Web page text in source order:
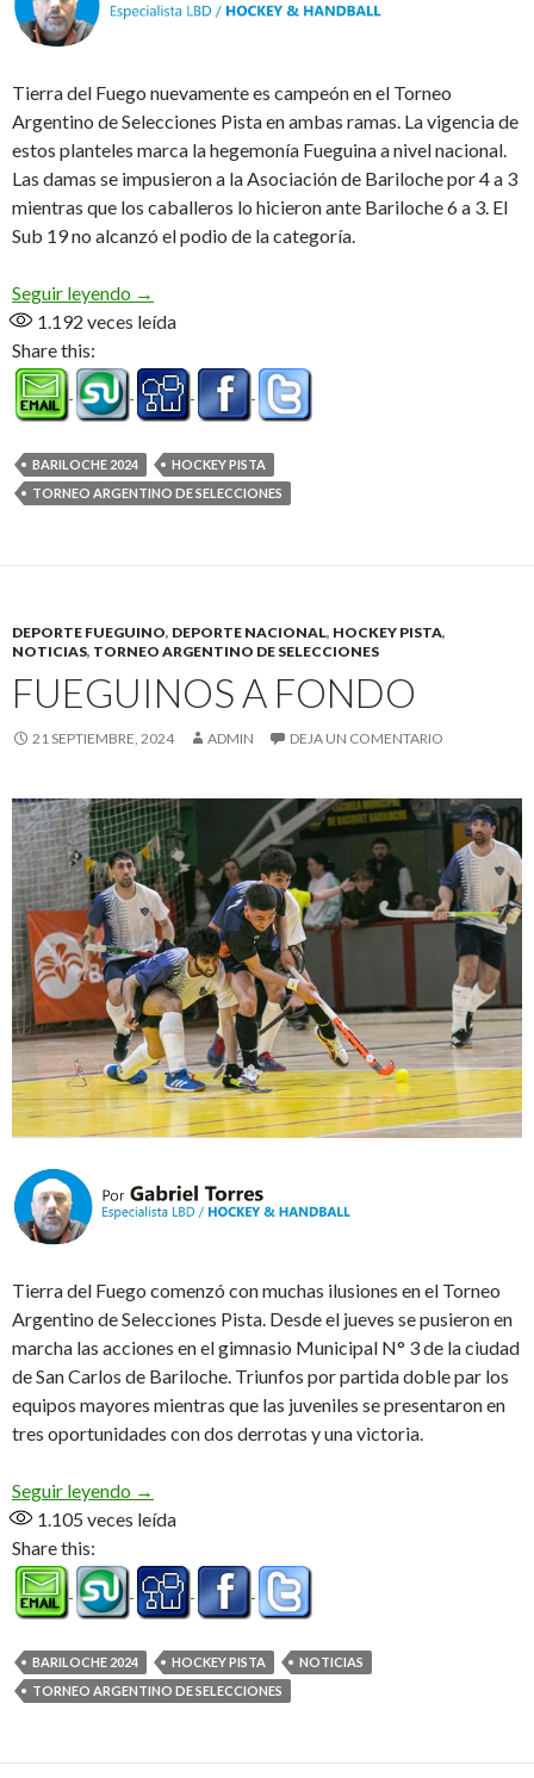
Tierra del Fuego nuevamente es campeón en el Torneo
Argentino de Selecciones Pista en ambas ramas. La vigencia de
estos planteles marca la hegemonía Fueguina a nivel nacional.
Las damas se impusieron a la Asociación de Bariloche por 4 a 3
mientras que los caballeros lo hicieron ante Bariloche 6 a 3. El
Sub 19 no alcanzó el podio de la categoría.
Seguir leyendo Campeones por partida doble
→
1.192 veces leída
Share this:
BARILOCHE 2024
HOCKEY PISTA
TORNEO ARGENTINO DE SELECCIONES
DEPORTE FUEGUINO, DEPORTE NACIONAL, HOCKEY PISTA,
NOTICIAS, TORNEO ARGENTINO DE SELECCIONES
FUEGUINOS A FONDO
21 SEPTIEMBRE, 2024 ADMIN DEJA UN COMENTARIO
Tierra del Fuego comenzó con muchas ilusiones en el Torneo
Argentino de Selecciones Pista. Desde el jueves se pusieron en
marcha las acciones en el gimnasio Municipal N° 3 de la ciudad
de San Carlos de Bariloche. Triunfos por partida doble par los
equipos mayores mientras que las juveniles se presentaron en
tres oportunidades con dos derrotas y una victoria.
Seguir leyendo Fueguinos a fondo
→
1.105 veces leída
Share this:
BARILOCHE 2024 HOCKEY PISTA
NOTICIAS
TORNEO ARGENTINO DE SELECCIONES